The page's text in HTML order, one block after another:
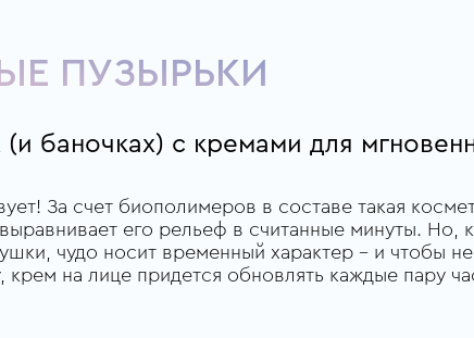
ПУЗЫРЬКИ
баночках) с кремами для
За счет биополимеров в составе такая
его рельеф в считанные минуты. Но,
чудо носит временный характер – и чтобы не
крем на лице придется обновлять каждые пару